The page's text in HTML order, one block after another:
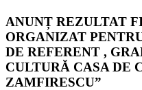
ANUNȚ REZULTAT
ORGANIZAT
DE REFERENT ,
CULTURĂ CASA DE
ZAMFIRESCU”